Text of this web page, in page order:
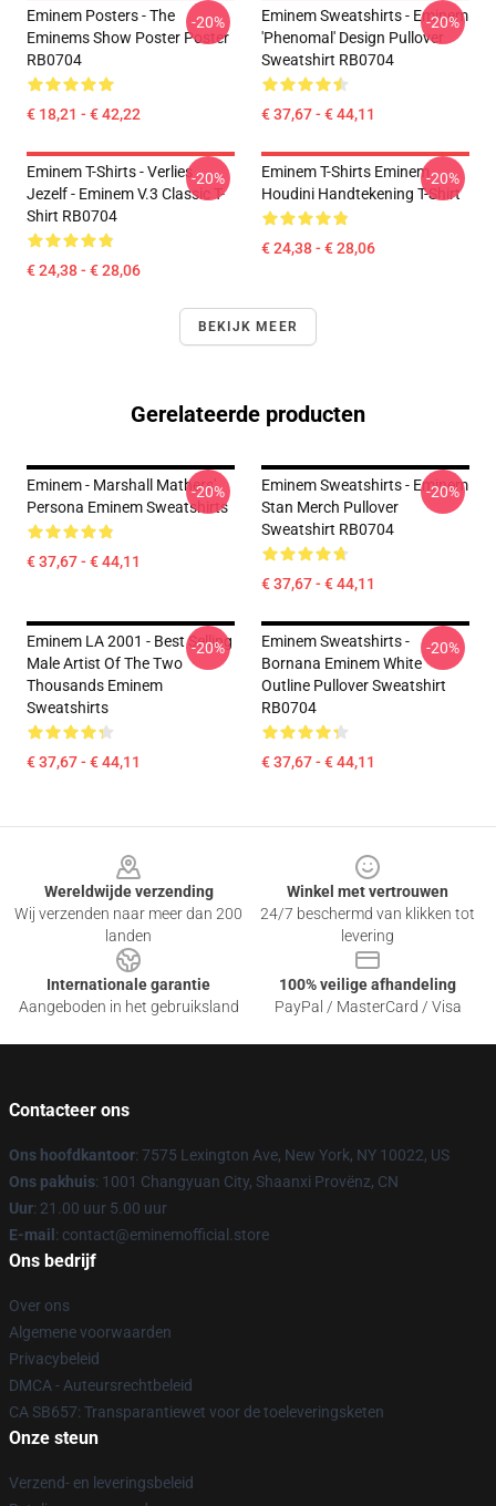
Eminem Posters - The
Eminems Show Poster Poster
RB0704
€ 18,21 - € 42,22
-20%
Eminem Sweatshirts - Eminem
'Phenomal' Design Pullover
Sweatshirt RB0704
€ 37,67 - € 44,11
-20%
Eminem T-Shirts - Verlies
Jezelf - Eminem V.3 Classic T-
Shirt RB0704
€ 24,38 - € 28,06
-20%
Eminem T-Shirts Eminem
Houdini Handtekening T-Shirt
€ 24,38 - € 28,06
-20%
BEKIJK MEER
Gerelateerde producten
Eminem - Marshall Mathers'
Persona Eminem Sweatshirts
€ 37,67 - € 44,11
-20%
Eminem Sweatshirts - Eminem
Stan Merch Pullover
Sweatshirt RB0704
€ 37,67 - € 44,11
-20%
Eminem LA 2001 - Best Selling
Male Artist Of The Two
Thousands Eminem
Sweatshirts
€ 37,67 - € 44,11
-20%
Eminem Sweatshirts -
Bornana Eminem White
Outline Pullover Sweatshirt
RB0704
€ 37,67 - € 44,11
-20%
Wereldwijde verzending
Wij verzenden naar meer dan 200
landen
Winkel met vertrouwen
24/7 beschermd van klikken tot
levering
Internationale garantie
Aangeboden in het gebruiksland
100% veilige afhandeling
PayPal / MasterCard / Visa
Contacteer ons
Ons hoofdkantoor: 7575 Lexington Ave, New York, NY 10022, US
Ons pakhuis: 1001 Changyuan City, Shaanxi Provënz, CN
Uur: 21.00 uur 5.00 uur
E-mail : contact@eminemofficial.store
Ons bedrijf
Over ons
Algemene voorwaarden
Privacybeleid
DMCA - Auteursrechtbeleid
CA SB657: Transparantiewet voor de toeleveringsketen
Onze steun
Verzend- en leveringsbeleid